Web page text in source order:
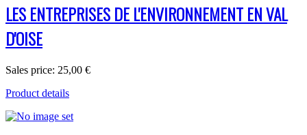
LES ENTREPRISES DE L'ENVIRONNEMENT EN VAL
D'OISE
Sales price: 25,00 €
Product details